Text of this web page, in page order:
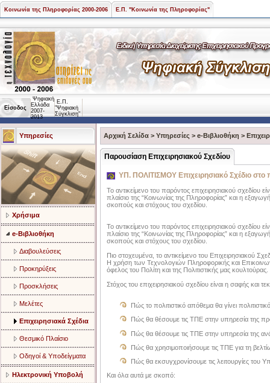
Κοινωνία της Πληροφορίας 2000-2006 Ε.Π. "Κοινωνία της Πληροφορίας"
Είσοδος
Ψηφιακή
Ελλάδα
2007-
2013
Ε.Π.
"Ψηφιακή
Σύγκλιση"
Υπηρεσίες
Χρήσιμα
e-Βιβλιοθήκη
Διαβουλεύσεις
Προκηρύξεις
Προσκλήσεις
Μελέτες
Επιχειρησιακά Σχέδια
Θεσμικό Πλαίσιο
Οδηγοί & Υποδείγματα
Ηλεκτρονική Υποβολή
Αρχική Σελίδα > Υπηρεσίες > e-Βιβλιοθήκη >
Παρουσίαση Επιχειρησιακού Σχεδίου
ΥΠ. ΠΟΛΙΤΙΣΜΟΥ Επιχειρησιακό Σχέδιο
Το αντικείμενο του παρόντος επιχειρησιακού σχεδίου
πλαίσιο της “Κοινωνίας της Πληροφορίας” και η
σκοπούς και στόχους του σχεδίου.
Το αντικείμενο του παρόντος επιχειρησιακού σχεδίου
πλαίσιο της “Κοινωνίας της Πληροφορίας” και η
σκοπούς και στόχους του σχεδίου.
Πιο στοχευμένα, το αντικείμενο του Επιχειρησιακού
Η χρήση των Τεχνολογιών Πληροφορικής και
όφελος του Πολίτη και της Πολιτιστικής μας κουλτούρας.
Στόχος του επιχειρησιακού σχεδίου είναι η σαφής
Πώς το πολιτιστικό απόθεμα θα γίνει
Πώς θα θέσουμε τις ΤΠΕ στην υπηρεσία της
Πώς θα θέσουμε τις ΤΠΕ στην υπηρεσία της
Πώς θα χρησιμοποιήσουμε τις ΤΠΕ για τη
Πώς θα εκσυγχρονίσουμε τις λειτουργίες του
Και όλα αυτά με σκοπό: